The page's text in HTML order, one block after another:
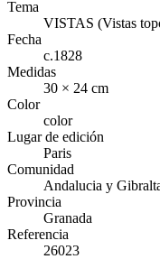
Tema
VISTAS (Vistas
Fecha
c.1828
Medidas
30 × 24 cm
Color
color
Lugar de edición
Paris
Comunidad
Andalucia y
Provincia
Granada
Referencia
26023